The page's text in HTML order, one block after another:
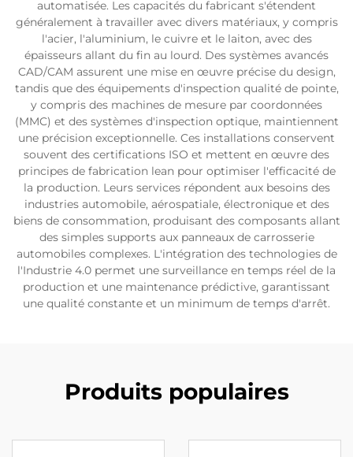
automatisée. Les capacités du fabricant s'étendent
généralement à travailler avec divers matériaux, y compris
l'acier, l'aluminium, le cuivre et le laiton, avec des
épaisseurs allant du fin au lourd. Des systèmes avancés
CAD/CAM assurent une mise en œuvre précise du design,
tandis que des équipements d'inspection qualité de pointe,
y compris des machines de mesure par coordonnées
(MMC) et des systèmes d'inspection optique, maintiennent
une précision exceptionnelle. Ces installations conservent
souvent des certifications ISO et mettent en œuvre des
principes de fabrication lean pour optimiser l'efficacité de
la production. Leurs services répondent aux besoins des
industries automobile, aérospatiale, électronique et des
biens de consommation, produisant des composants allant
des simples supports aux panneaux de carrosserie
automobiles complexes. L'intégration des technologies de
l'Industrie 4.0 permet une surveillance en temps réel de la
production et une maintenance prédictive, garantissant
une qualité constante et un minimum de temps d'arrêt.
Produits populaires